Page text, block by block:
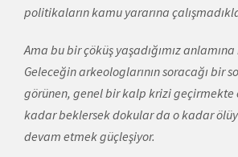
politikaların kamu yararına
Ama bu bir çöküş yaşadığımız anlamına
Geleceğin arkeologlarının soracağı bir
görünen, genel bir kalp krizi geçirmekte
kadar beklersek dokular da o kadar
devam etmek güçleşiyor.